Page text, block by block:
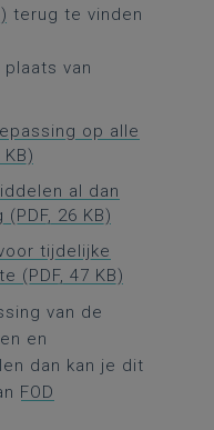
terug te vinden
van
op alle
al dan
26 KB)
tijdelijke
(PDF, 47 KB)
van de
en
dan kan je dit
FOD